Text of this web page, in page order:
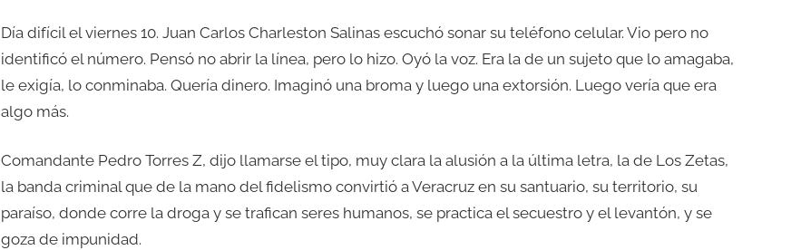
Día difícil el viernes 10. Juan Carlos Charleston Salinas escuchó sonar su teléfono celular. Vio pero no
identificó el número. Pensó no abrir la línea, pero lo hizo. Oyó la voz. Era la de un sujeto que lo amagaba,
le exigía, lo conminaba. Quería dinero. Imaginó una broma y luego una extorsión. Luego vería que era
algo más.
Comandante Pedro Torres Z, dijo llamarse el tipo, muy clara la alusión a la última letra, la de Los Zetas,
la banda criminal que de la mano del fidelismo convirtió a Veracruz en su santuario, su territorio, su
paraíso, donde corre la droga y se trafican seres humanos, se practica el secuestro y el levantón, y se
goza de impunidad.